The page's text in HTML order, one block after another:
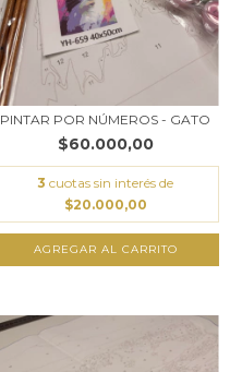
PINTAR POR NÚMEROS - GATO
$60.000,00
3 cuotas sin interés de
$20.000,00